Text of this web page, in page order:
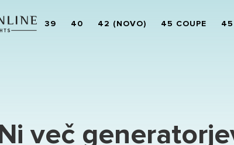
39 40 42 (NOVO) 45 COUPE 45
Ni več